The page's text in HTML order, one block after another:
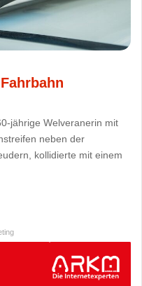
jährige Welveranerin mit
neben der
kollidierte mit einem